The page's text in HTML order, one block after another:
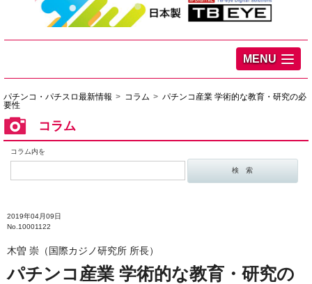
MENU
パチンコ・パチスロ最新情報 コラム
パチンコ産業 学術的な教育・研究の必
要性
コラム
コラム内を
2019年04月09日
No.10001122
木曽 崇（国際カジノ研究所 所長）
パチンコ産業 学術的な教育・研究の